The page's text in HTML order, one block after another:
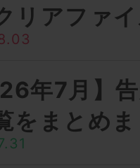
リアファ
年7月】
をまとめ